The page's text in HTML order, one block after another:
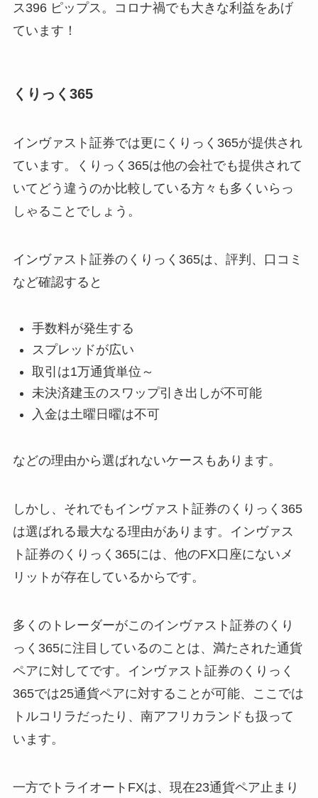
ス396 ピップス。コロナ禍でも大きな利益をあげ
ています！
くりっく365
インヴァスト証券では更にくりっく365が提供され
ています。くりっく365は他の会社でも提供されて
いてどう違うのか比較している方々も多くいらっ
しゃることでしょう。
インヴァスト証券のくりっく365は、評判、口コミ
など確認すると
手数料が発生する
スプレッドが広い
取引は1万通貨単位～
未決済建玉のスワップ引き出しが不可能
入金は土曜日曜は不可
などの理由から選ばれないケースもあります。
しかし、それでもインヴァスト証券のくりっく365
は選ばれる最大なる理由があります。インヴァス
ト証券のくりっく365には、他のFX口座にないメ
リットが存在しているからです。
多くのトレーダーがこのインヴァスト証券のくり
っく365に注目しているのことは、満たされた通貨
ペアに対してです。インヴァスト証券のくりっく
365では25通貨ペアに対することが可能、ここでは
トルコリラだったり、南アフリカランドも扱って
います。
一方でトライオートFXは、現在23通貨ペア止まり